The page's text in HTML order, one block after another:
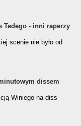
Tedego - inni raperzy
scenie nie było od
dissem
Winiego na diss